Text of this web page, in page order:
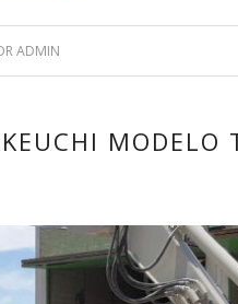
ADMIN
MODELO